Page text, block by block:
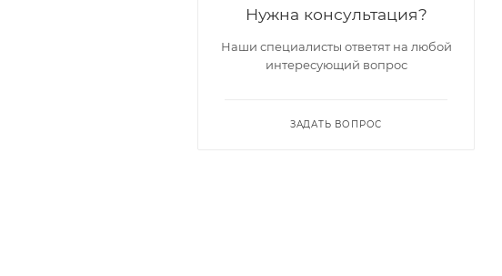
Нужна консультация?
Наши специалисты ответят на любой
интересующий вопрос
ЗАДАТЬ ВОПРОС